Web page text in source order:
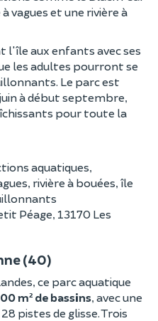
vagues et une rivière à
l'île aux enfants avec ses
les adultes pourront se
Le parc est
à début septembre,
pour toute la
aquatiques,
rivière à bouées, île
Péage, 13170 Les
(40)
ce parc aquatique
m² de bassins, avec une
pistes de glisse. Trois